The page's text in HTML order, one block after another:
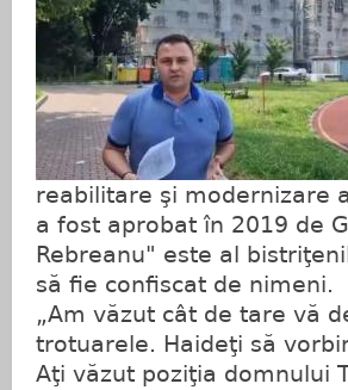
reabilitare şi modernizare
a fost aprobat în 2019 de
Rebreanu" este al
să fie confiscat de nimeni.
„Am văzut cât de tare vă
trotuarele. Haideţi să
Aţi văzut poziţia domnului